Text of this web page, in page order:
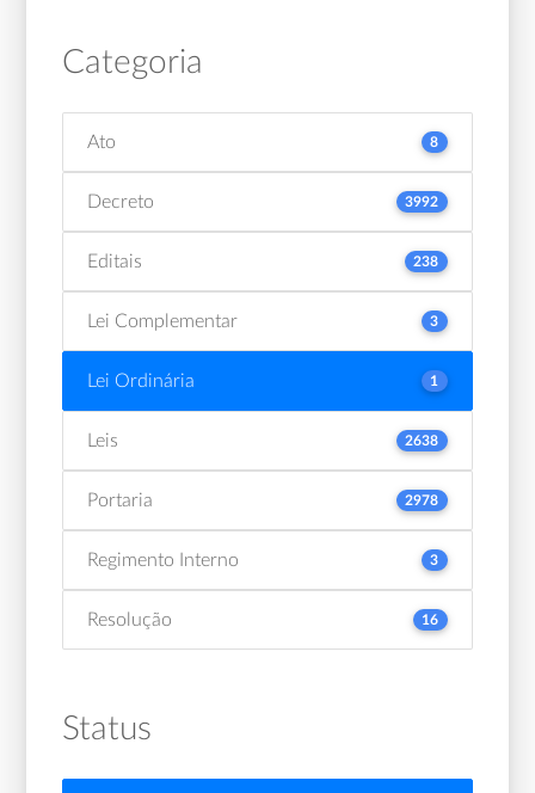
Categoria
Ato 8
Decreto 3992
Editais 238
Lei Complementar 3
Lei Ordinária 1
Leis 2638
Portaria 2978
Regimento Interno 3
Resolução 16
Status